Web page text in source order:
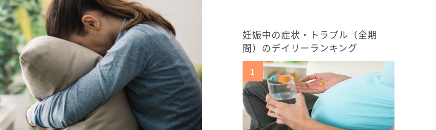
妊娠中の症状・トラブル（全期
間）のデイリーランキング